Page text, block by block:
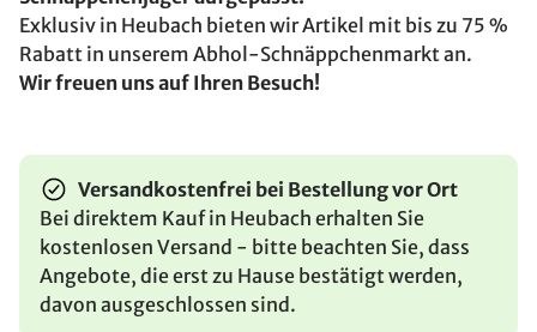
Exklusiv in Heubach bieten wir Artikel mit bis zu 75 %
Rabatt in unserem Abhol-Schnäppchenmarkt an.
Wir freuen uns auf Ihren Besuch!
Versandkostenfrei bei Bestellung vor Ort
Bei direktem Kauf in Heubach erhalten Sie
kostenlosen Versand - bitte beachten Sie, dass
Angebote, die erst zu Hause bestätigt werden,
davon ausgeschlossen sind.